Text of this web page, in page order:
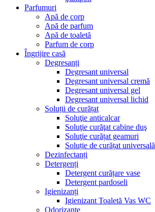
Parfumuri
Apă de corp
Apă de parfum
Apă de toaletă
Parfum de corp
Îngrijire casă
Degresanți
Degresant universal
Degresant universal cremă
Degresant universal gel
Degresant universal lichid
Soluții de curățat
Soluţie anticalcar
Soluţie curăţat cabine duş
Soluţie curățat geamuri
Soluție de curățat universală
Dezinfectanți
Detergenți
Detergent curățare vase
Detergent pardoseli
Igienizanți
Igienizant Toaletă Vas WC
Odorizante